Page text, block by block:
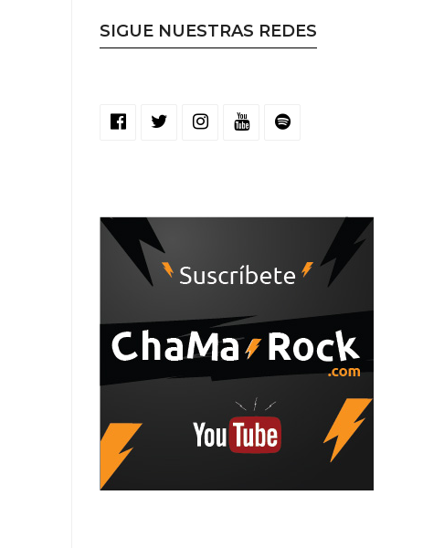
SIGUE NUESTRAS REDES